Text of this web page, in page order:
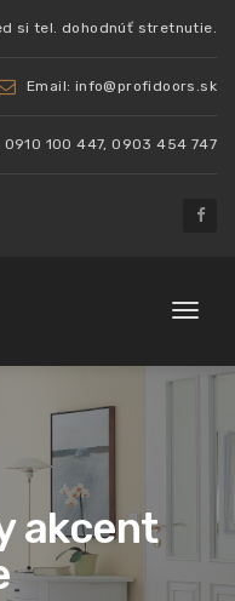
si tel. dohodnúť stretnutie.
Email: info@profidoors.sk
0910 100 447, 0903 454 747
Toggle
akcent